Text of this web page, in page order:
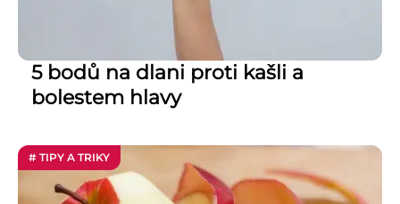
5 bodů na dlani proti kašli a
bolestem hlavy
# TIPY A TRIKY